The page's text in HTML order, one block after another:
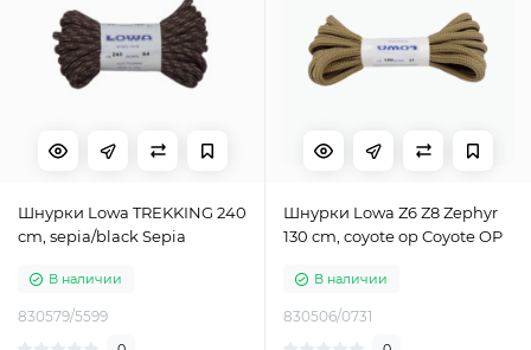
Шнурки Lowa TREKKING 240
cm, sepia/black Sepia
В наличии
830579/5599
Шнурки Lowa Z6 Z8 Zephyr
130 cm, coyote op Coyote OP
В наличии
830506/0731